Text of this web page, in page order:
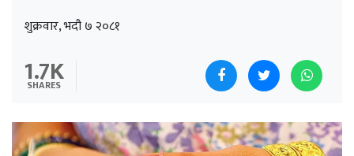
शुक्रवार, भदौ ७ २०८१
1.7K
SHARES